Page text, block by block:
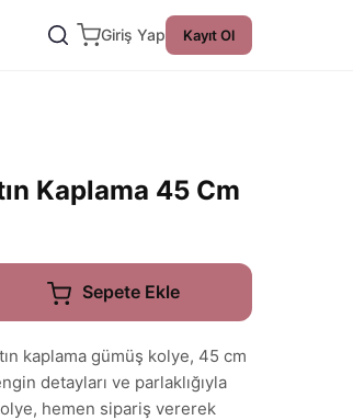
Giriş Yap Kayıt Ol
Kaplama 45 Cm
Sepete Ekle
kaplama gümüş kolye, 45 cm
detayları ve parlaklığıyla
hemen sipariş vererek